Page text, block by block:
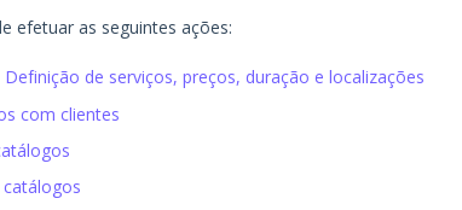
efetuar as seguintes ações:
de serviços, preços, duração e localizações
com clientes